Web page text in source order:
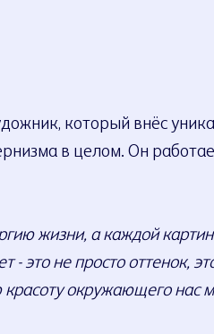
который внёс
в целом. Он
жизни, а каждой
- это не просто оттенок,
красоту окружающего нас